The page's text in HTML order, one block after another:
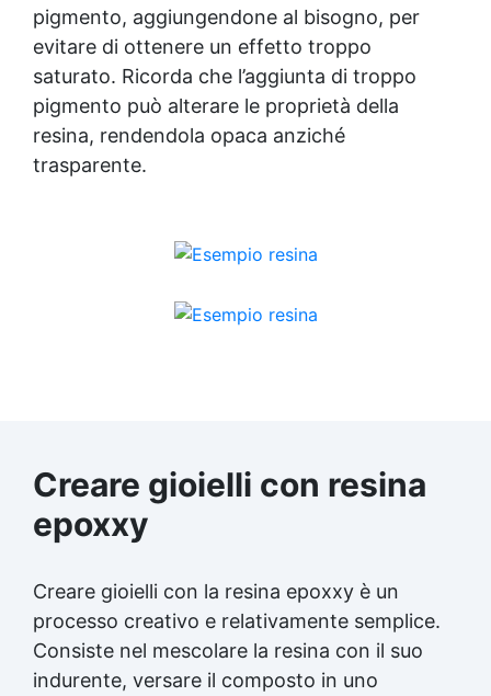
pigmento, aggiungendone al bisogno, per
evitare di ottenere un effetto troppo
saturato. Ricorda che l’aggiunta di troppo
pigmento può alterare le proprietà della
resina, rendendola opaca anziché
trasparente.
Creare gioielli con resina
epoxxy
Creare gioielli con la resina epoxxy è un
processo creativo e relativamente semplice.
Consiste nel mescolare la resina con il suo
indurente, versare il composto in uno